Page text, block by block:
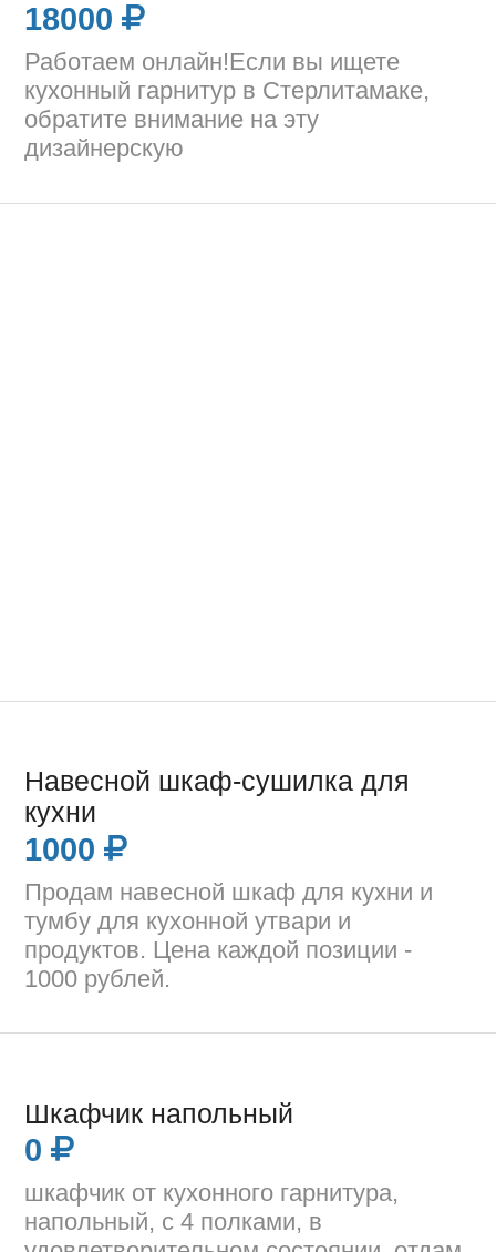
18000
Работаем онлайн!Если вы ищете
кухонный гарнитур в Стерлитамаке,
обратите внимание на эту
дизайнерскую
Навесной шкаф-сушилка для
кухни
1000
Продам навесной шкаф для кухни и
тумбу для кухонной утвари и
продуктов. Цена каждой позиции -
1000 рублей.
Шкафчик напольный
0
шкафчик от кухонного гарнитура,
напольный, с 4 полками, в